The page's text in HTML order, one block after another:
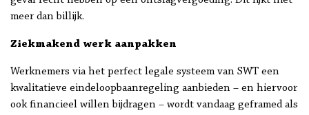
meer dan billijk.
Ziekmakend werk aanpakken
Werknemers via het perfect legale systeem van SWT een
kwalitatieve eindeloopbaanregeling aanbieden – en hiervoor
ook financieel willen bijdragen – wordt vandaag geframed als